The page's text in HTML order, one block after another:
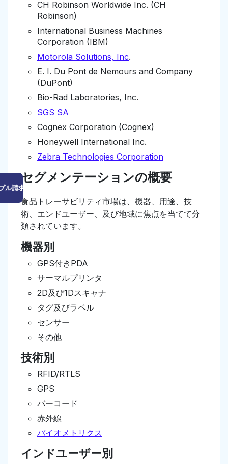
ル請求はこちら
CH Robinson Worldwide Inc. (CH
Robinson)
International Business Machines
Corporation (IBM)
Motorola Solutions, Inc.
E. I. Du Pont de Nemours and Company
(DuPont)
Bio-Rad Laboratories, Inc.
SGS SA
Cognex Corporation (Cognex)
Honeywell International Inc.
Zebra Technologies Corporation
セグメンテーションの概要
食品トレーサビリティ市場は、機器、用途、技
術、エンドユーザー、及び地域に焦点を当てて分
類されています。
機器別
GPS付きPDA
サーマルプリンタ
2D及び1Dスキャナ
タグ及びラベル
センサー
その他
技術別
RFID/RTLS
GPS
バーコード
赤外線
バイオメトリクス
インドユーザー別